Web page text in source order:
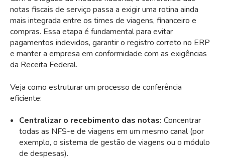
notas fiscais de serviço passa a exigir uma rotina ainda
mais integrada entre os times de viagens, financeiro e
compras. Essa etapa é fundamental para evitar
pagamentos indevidos, garantir o registro correto no ERP
e manter a empresa em conformidade com as exigências
da Receita Federal.
Veja como estruturar um processo de conferência
eficiente:
Centralizar o recebimento das notas: Concentrar
todas as NFS-e de viagens em um mesmo canal (por
exemplo, o sistema de gestão de viagens ou o módulo
de despesas).